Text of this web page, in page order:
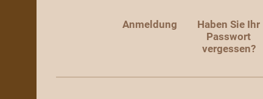
Anmeldung
Haben Sie Ihr
Passwort
vergessen?